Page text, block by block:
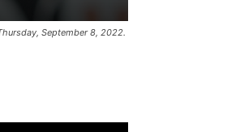
September 8, 2022.